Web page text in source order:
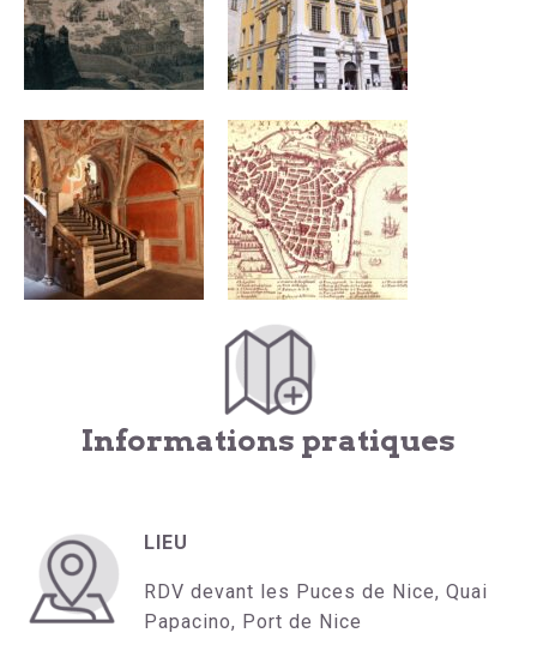
Informations pratiques
LIEU
RDV devant les Puces de Nice, Quai
Papacino, Port de Nice